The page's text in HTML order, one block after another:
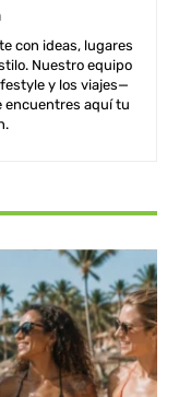
con ideas, lugares
Nuestro equipo
y los viajes—
encuentres aquí tu